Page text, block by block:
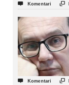
 Komentari 
 Komentari 